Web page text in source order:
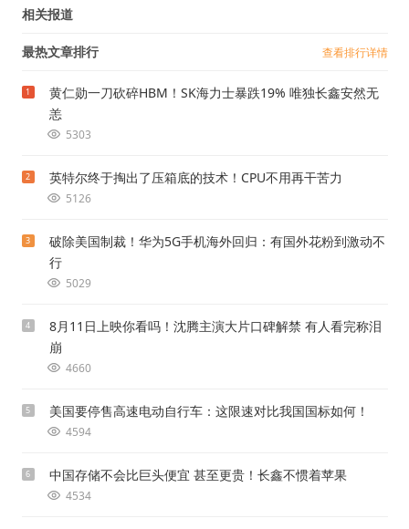
相关报道
最热文章排行 查看排行详情
1
黄仁勋一刀砍碎HBM！SK海力士暴跌19% 唯独长鑫安然无
恙
5303
2 英特尔终于掏出了压箱底的技术！CPU不用再干苦力
5126
3
破除美国制裁！华为5G手机海外回归：有国外花粉到激动不
行
5029
4
8月11日上映你看吗！沈腾主演大片口碑解禁 有人看完称泪
崩
4660
5 美国要停售高速电动自行车：这限速对比我国国标如何！
4594
6 中国存储不会比巨头便宜 甚至更贵！长鑫不惯着苹果
4534